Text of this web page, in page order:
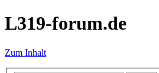
L319-forum.de
Zum Inhalt